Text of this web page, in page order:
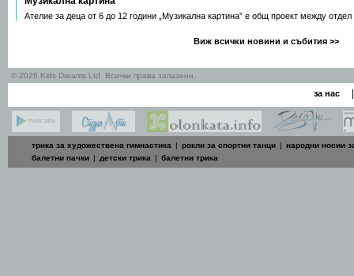
Ателие за деца от 6 до 12 години „Музикална картина” е общ проект между отдел
Виж всички новини и събития >>
© 2026 Kids Dreams Ltd. Всички права запазени.
за нас
трика за художествена гимнастика | рокли за спортни танци | народни носии
балетни пачки | детски трика | балетни трика